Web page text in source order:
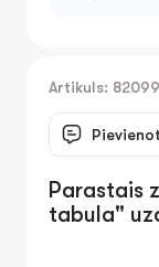
Artikuls: 82099
Parastais
tabula"